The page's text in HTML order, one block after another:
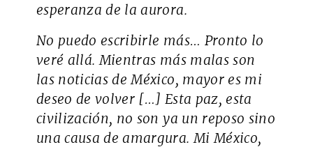
esperanza de la aurora.
No puedo escribirle más… Pronto lo
veré allá. Mientras más malas son
las noticias de México, mayor es mi
deseo de volver […] Esta paz, esta
civilización, no son ya un reposo sino
una causa de amargura. Mi México,